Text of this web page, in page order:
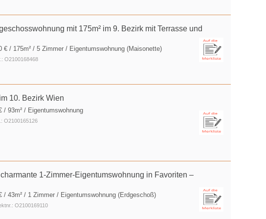
mit 175m² im 9. Bezirk mit Terrasse und
€ / 175m² / 5 Zimmer / Eigentumswohnung (Maisonette)
O2100168468
10. Bezirk Wien
/ 93m² / Eigentumswohnung
O2100165126
1-Zimmer-Eigentumswohnung in Favoriten –
/ 43m² / 1 Zimmer / Eigentumswohnung (Erdgeschoß)
O2100169110